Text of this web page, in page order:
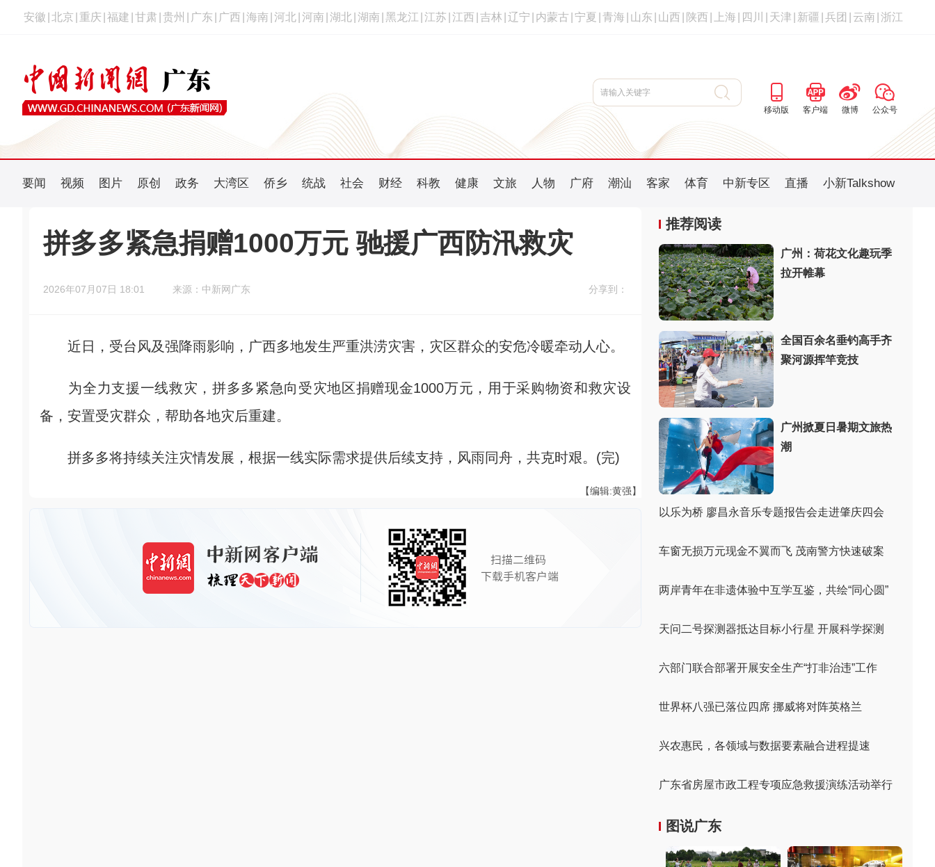
安徽 北京 重庆 福建 甘肃 贵州 广东 广西 海南 河北 河南 湖北 湖南 黑龙江 江苏 江西 吉林 辽宁 内蒙古 宁夏 青海 山东 山西 陕西 上海 四川 天津 新疆 兵团 云南 浙江
移动版 客户端 微博 公众号
要闻 视频 图片 原创 政务 大湾区 侨乡 统战 社会 财经 科教 健康 文旅 人物 广府 潮汕 客家 体育 中新专区 直播 小新Talkshow
拼多多紧急捐赠1000万元 驰援广西防汛救灾
2026年07月07日 18:01 来源：中新网广东 分享到：
近日，受台风及强降雨影响，广西多地发生严重洪涝灾害，灾区群众的安危冷暖牵动人心。
为全力支援一线救灾，拼多多紧急向受灾地区捐赠现金1000万元，用于采购物资和救灾设
备，安置受灾群众，帮助各地灾后重建。
拼多多将持续关注灾情发展，根据一线实际需求提供后续支持，风雨同舟，共克时艰。(完)
【编辑:黄强】
推荐阅读
广州：荷花文化趣玩季
拉开帷幕
全国百余名垂钓高手齐
聚河源挥竿竞技
广州掀夏日暑期文旅热
潮
以乐为桥 廖昌永音乐专题报告会走进肇庆四会
车窗无损万元现金不翼而飞 茂南警方快速破案
两岸青年在非遗体验中互学互鉴，共绘“同心圆”
天问二号探测器抵达目标小行星 开展科学探测
六部门联合部署开展安全生产“打非治违”工作
世界杯八强已落位四席 挪威将对阵英格兰
兴农惠民，各领域与数据要素融合进程提速
广东省房屋市政工程专项应急救援演练活动举行
图说广东